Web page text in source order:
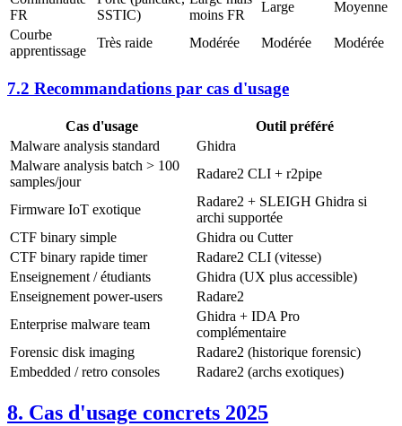
FR
SSTIC)
moins FR
Large
Moyenne
Courbe
apprentissage
Très raide Modérée Modérée Modérée
7.2 Recommandations par cas d'usage
Cas d'usage
Outil préféré
Malware analysis standard
Ghidra
Malware analysis batch > 100
samples/jour
Radare2 CLI + r2pipe
Firmware IoT exotique
Radare2 + SLEIGH Ghidra si
archi supportée
CTF binary simple
Ghidra ou Cutter
CTF binary rapide timer
Radare2 CLI (vitesse)
Enseignement / étudiants
Ghidra (UX plus accessible)
Enseignement power-users
Radare2
Enterprise malware team
Ghidra + IDA Pro
complémentaire
Forensic disk imaging
Radare2 (historique forensic)
Embedded / retro consoles
Radare2 (archs exotiques)
8. Cas d'usage concrets 2025